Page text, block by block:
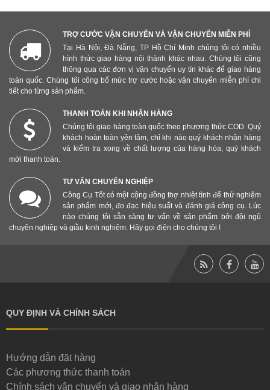
TRỢ CƯỚC VẬN CHUYỂN VÀ VẬN CHUYỂN MIỄN PHÍ
Tại Hà Nội, Đà Nẵng, TP Hồ Chí Minh chúng tôi có nhiều
hình thức giao hàng nội thành khác nhau. Chúng tôi cũng
thông qua các đơn vị vận chuyển uy tín khác để giao hàng
toàn quốc. Chúng tôi công bố mức trợ cước hoặc vận chuyển miễn phí chi
tiết cho từng sản phẩm.
THANH TOÁN KHI NHẬN HÀNG
Chúng tôi giao hàng toàn quốc theo phương thức COD. Quý
khách hoàn toàn yên tâm, chỉ khi nào quý khách nhận hàng
và kiểm tra xong về chất lượng của hàng hóa, quý khách
mới thanh toán.
TƯ VẤN CHUYÊN NGHIỆP
Công Cụ Tốt có một cộng đồng thợ nhiệt tình để thử nghiệm
sản phẩm mới, đo đạc hiệu suất và đánh giá công cụ. Lúc
nào chúng tôi sẵn sàng tư vấn về sản phẩm bởi đội ngũ
chuyên nghiệp và giầu kinh nghiệm. Hãy gọi điện cho chúng tôi !
QUY ĐỊNH VÀ CHÍNH SÁCH
Hướng dẫn đặt hàng
Các phương thức thanh toán
Chính sách vận chuyển và giao nhận hàng